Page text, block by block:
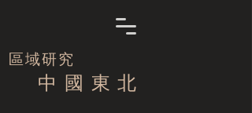
區域研究
中 國 東 北